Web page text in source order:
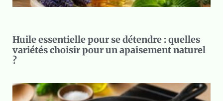
Huile essentielle pour se détendre : quelles
variétés choisir pour un apaisement naturel
?